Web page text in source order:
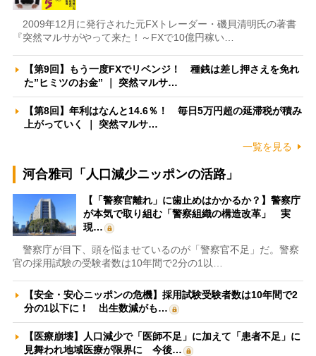
2009年12月に発行された元FXトレーダー・磯貝清明氏の著書
『突然マルサがやって来た！～FXで10億円稼い…
【第9回】もう一度FXでリベンジ！ 種銭は差し押さえを免れ
た”ヒミツのお金” ｜ 突然マルサ…
【第8回】年利はなんと14.6％！ 毎日5万円超の延滞税が積み
上がっていく ｜ 突然マルサ…
一覧を見る
河合雅司「人口減少ニッポンの活路」
【「警察官離れ」に歯止めはかかるか？】警察庁
が本気で取り組む「警察組織の構造改革」 実
現…
警察庁が目下、頭を悩ませているのが「警察官不足」だ。警察
官の採用試験の受験者数は10年間で2分の1以…
【安全・安心ニッポンの危機】採用試験受験者数は10年間で2
分の1以下に！ 出生数減がも…
【医療崩壊】人口減少で「医師不足」に加えて「患者不足」に
見舞われ地域医療が限界に 今後…